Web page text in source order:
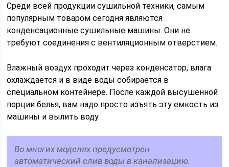
Среди всей продукции сушильной техники, самым
популярным товаром сегодня являются
конденсационные сушильные машины. Они не
требуют соединения с вентиляционным отверстием.
Влажный воздух проходит через конденсатор, влага
охлаждается и в виде воды собирается в
специальном контейнере. После каждой высушенной
порции белья, вам надо просто изъять эту емкость из
машины и вылить воду.
Во многих моделях предусмотрен
автоматический слив воды в канализацию.